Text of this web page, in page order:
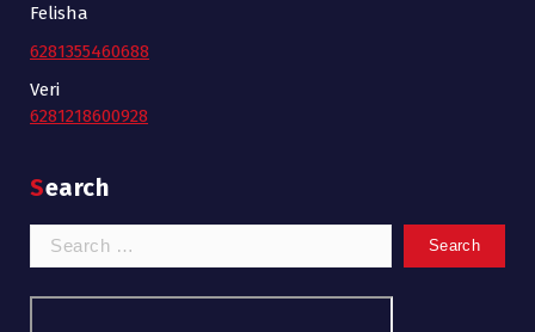
Felisha
6281355460688
Veri
6281218600928
Search
Search
for: